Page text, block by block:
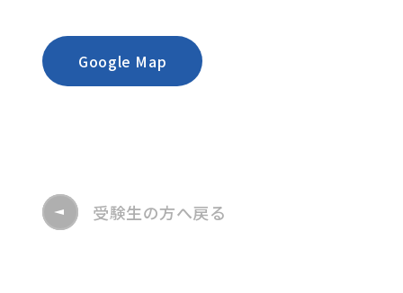
Google Map
受験生の方へ戻る